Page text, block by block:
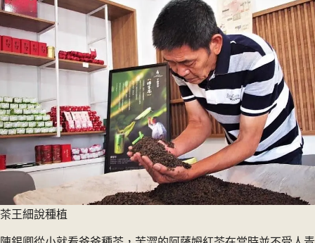
茶王細說種植